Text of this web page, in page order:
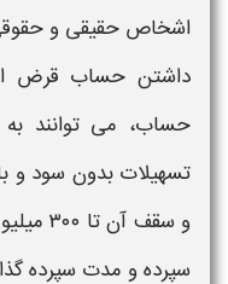
اشخاص حقیقی و
داشتن حساب قرض‌
حساب، می‌ توانند
و سقف آن تا ۳۰۰ میلیون تومان
سپرده و مدت سپرده‌